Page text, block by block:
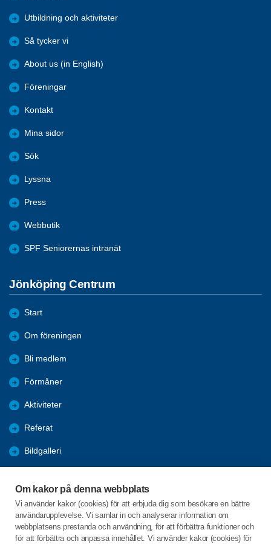
Om kakor på denna webbplats
Vi använder kakor (cookies) för att erbjuda dig som besökare en bättre
användarupplevelse. Vi samlar in och analyserar information om
webbplatsens prestanda och användning, för att förbättra funktioner och
för att förbättra och anpassa innehållet. Vi använder kakor (cookies) för
Utbildning och aktiviteter
Så tycker vi
About us (in English)
Föreningar
Kontakt
Mina sidor
Sök
Lyssna
Press
Webbutik
SPF Seniorernas intranät
Jönköping Centrum
Start
Om föreningen
Bli medlem
Förmåner
Aktiviteter
Referat
Bildgalleri
Engagera DIG i vår förening